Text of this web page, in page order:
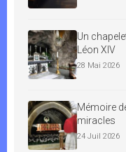
Un
Léon XIV
28 Mai 2026
Mémoire
miracles
24 Juil 2026